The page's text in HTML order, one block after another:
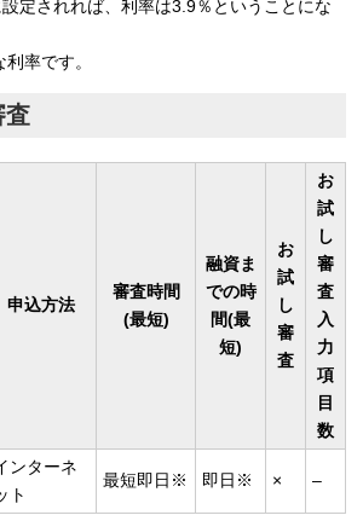
定されれば、利率は3.9％ということにな
率です。
査
申込方法
審査時間
(最短)
融資ま
での時
間(最
短)
お
試
し
審
査
お
試
し
審
査
入
力
項
目
数
ンターネ
ト
最短即日※ 即日※ × –